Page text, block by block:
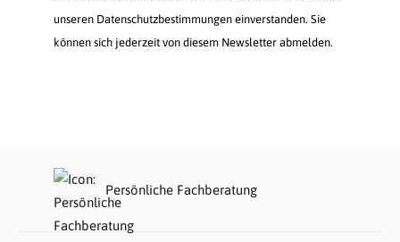
unseren Datenschutzbestimmungen einverstanden. Sie
können sich jederzeit von diesem Newsletter abmelden.
Persönliche Fachberatung